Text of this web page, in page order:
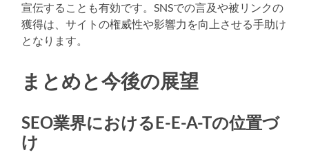
宣伝することも有効です。SNSでの言及や被リンクの
獲得は、サイトの権威性や影響力を向上させる手助け
となります。
まとめと今後の展望
SEO業界におけるE-E-A-Tの位置づ
け